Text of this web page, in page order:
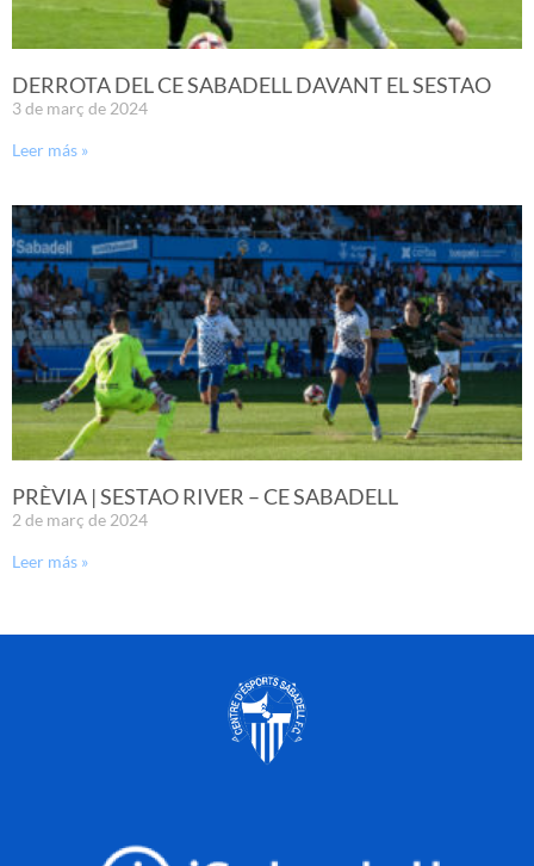
DERROTA DEL CE SABADELL DAVANT EL SESTAO
3 de març de 2024
Leer más »
PRÈVIA | SESTAO RIVER – CE SABADELL
2 de març de 2024
Leer más »